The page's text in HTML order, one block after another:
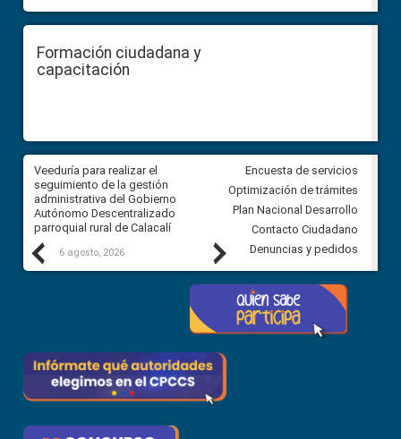
Formación ciudadana y
capacitación
Previous
Veeduría para realizar el
seguimiento de la gestión
administrativa del Gobierno
Autónomo Descentralizado
parroquial rural de Calacalí
6 agosto, 2026
Veeduría para vigilar los
derivados de la Audiencia
comunidad Urbina, parroquia
Carolina
5 agosto, 2026
Next
Encuesta de servicios
Optimización de trámites
Plan Nacional Desarrollo
Contacto Ciudadano
Denuncias y pedidos